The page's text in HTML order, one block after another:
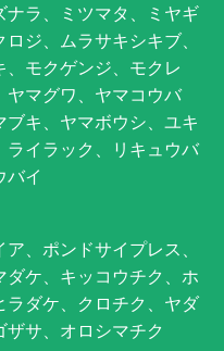
ラ、ミツマタ、ミヤギ
ジ、ムラサキシキブ、
モクゲンジ、モクレ
ヤマグワ、ヤマコウバ
キ、ヤマボウシ、ユキ
イラック、リキュウバ
バイ
、ポンドサイプレス、
ケ、キッコウチク、ホ
ダケ、クロチク、ヤダ
サ、オロシマチク